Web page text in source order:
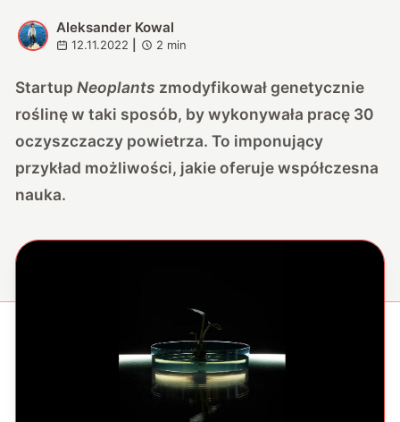
A
Aleksander Kowal
12.11.2022 2 min
StartupNeoplants zmodyfikował genetycznie
roślinę w taki sposób, by wykonywała pracę 30
oczyszczaczy powietrza. To imponujący
przykład możliwości, jakie oferuje współczesna
nauka.